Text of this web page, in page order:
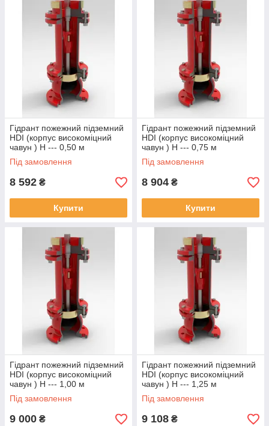
Гідрант пожежний підземний
HDI (корпус високоміцний
чавун ) Н --- 0,50 м
Під замовлення
8 592 ₴
Купити
Гідрант пожежний підземний
HDI (корпус високоміцний
чавун ) Н --- 0,75 м
Під замовлення
8 904 ₴
Купити
Гідрант пожежний підземний
HDI (корпус високоміцний
чавун ) Н --- 1,00 м
Під замовлення
9 000 ₴
Гідрант пожежний підземний
HDI (корпус високоміцний
чавун ) Н --- 1,25 м
Під замовлення
9 108 ₴